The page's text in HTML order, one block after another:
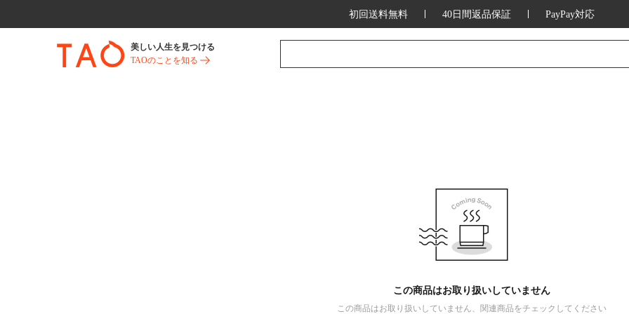
初回送料無料 40日間返品保証 PayPay対応
美しい人生を見つける
TAOのことを知る
この商品はお取り扱いしていません
この商品はお取り扱いしていません、関連商品をチェックしてください